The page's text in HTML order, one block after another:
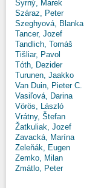
Syrný, Marek
Száraz, Peter
Szeghyová, Blanka
Tancer, Jozef
Tandlich, Tomáš
Tišliar, Pavol
Tóth, Dezider
Turunen, Jaakko
Van Duin, Pieter C.
Vasiľová, Darina
Vörös, László
Vrátny, Štefan
Žatkuliak, Jozef
Zavacká, Marína
Zeleňák, Eugen
Zemko, Milan
Zmátlo, Peter